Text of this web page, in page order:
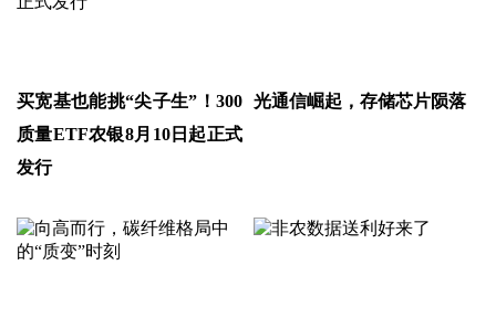
买宽基也能挑“尖子生”！300
质量ETF农银8月10日起正式
发行
光通信崛起，存储芯片陨落